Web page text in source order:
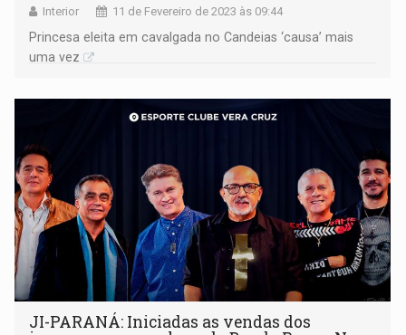
Interior 11 de Fevereiro de 2023 às 09:44
Princesa eleita em cavalgada no Candeias ‘causa’ mais
uma vez
JI-PARANÁ: Iniciadas as vendas dos